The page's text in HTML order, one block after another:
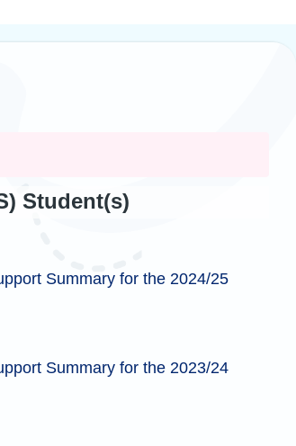
Student(s)
Summary for the 2024/25
Summary for the 2023/24